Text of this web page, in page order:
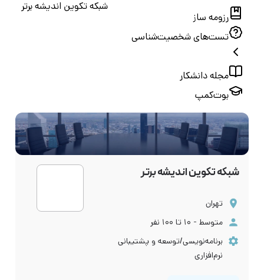
رزومه ساز
تست‌های شخصیت‌شناسی
مجله دانشکار
بوت‌کمپ
شبکه تکوین اندیشه برتر
شبکه تکوین اندیشه برتر
تهران
متوسط - ۱۰ تا ۱۰۰ نفر
برنامه‌نویسی/توسعه و پشتیبانی
نرم‌افزاری